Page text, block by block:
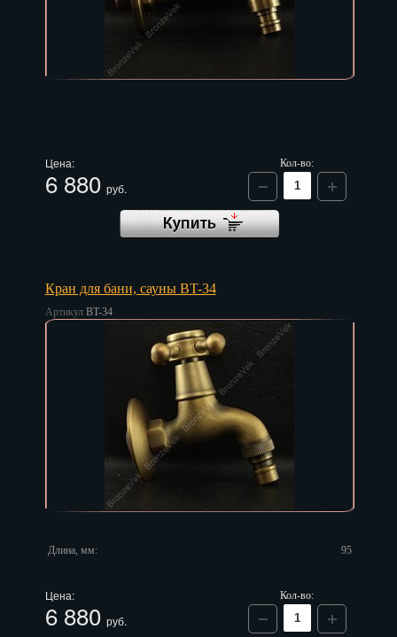
Чебоксары
Элиста
Южно-Сахалинск
Цена:
6 880 руб.
Кол-во:
Кран для бани, сауны BT-34
Артикул BT-34
Длина, мм: 95
Цена:
6 880 руб.
Кол-во: